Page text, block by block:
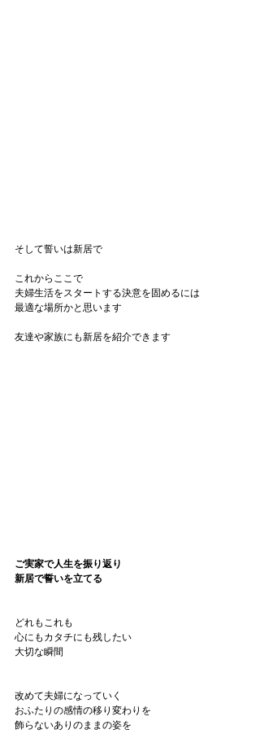
そして誓いは新居で
これからここで
夫婦生活をスタートする決意を固めるには
最適な場所かと思います
友達や家族にも新居を紹介できます
ご実家で人生を振り返り
新居で誓いを立てる
どれもこれも
心にもカタチにも残したい
大切な瞬間
改めて夫婦になっていく
おふたりの感情の移り変わりを
飾らないありのままの姿を